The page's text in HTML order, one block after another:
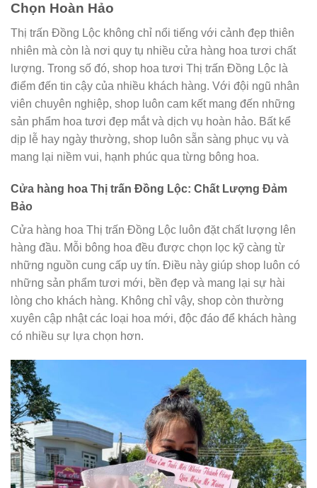
Chọn Hoàn Hảo
Thị trấn Đồng Lộc không chỉ nổi tiếng với cảnh đẹp thiên
nhiên mà còn là nơi quy tụ nhiều cửa hàng hoa tươi chất
lượng. Trong số đó, shop hoa tươi Thị trấn Đồng Lộc là
điểm đến tin cậy của nhiều khách hàng. Với đội ngũ nhân
viên chuyên nghiệp, shop luôn cam kết mang đến những
sản phẩm hoa tươi đẹp mắt và dịch vụ hoàn hảo. Bất kể
dịp lễ hay ngày thường, shop luôn sẵn sàng phục vụ và
mang lại niềm vui, hạnh phúc qua từng bông hoa.
Cửa hàng hoa Thị trấn Đồng Lộc: Chất Lượng Đảm
Bảo
Cửa hàng hoa Thị trấn Đồng Lộc luôn đặt chất lượng lên
hàng đầu. Mỗi bông hoa đều được chọn lọc kỹ càng từ
những nguồn cung cấp uy tín. Điều này giúp shop luôn có
những sản phẩm tươi mới, bền đẹp và mang lại sự hài
lòng cho khách hàng. Không chỉ vậy, shop còn thường
xuyên cập nhật các loại hoa mới, độc đáo để khách hàng
có nhiều sự lựa chọn hơn.